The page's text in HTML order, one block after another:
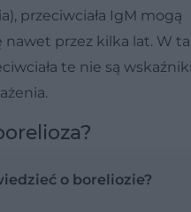
przeciwciała IgM mogą
nawet przez kilka lat. W
te nie są
o boreliozie?